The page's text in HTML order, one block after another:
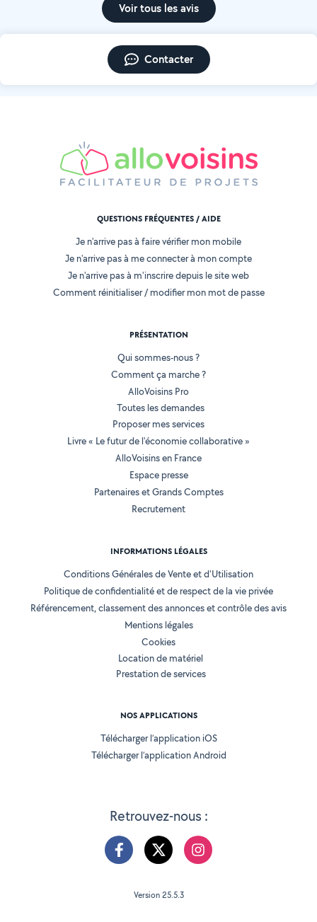
Voir tous les avis
Contacter
Retrouvez-nous :
QUESTIONS FRÉQUENTES / AIDE
Je n'arrive pas à faire vérifier mon mobile
Je n'arrive pas à me connecter à mon compte
Je n'arrive pas à m'inscrire depuis le site web
Comment réinitialiser / modifier mon mot de passe
PRÉSENTATION
Qui sommes-nous ?
Comment ça marche ?
AlloVoisins Pro
Toutes les demandes
Proposer mes services
Livre « Le futur de l'économie collaborative »
AlloVoisins en France
Espace presse
Partenaires et Grands Comptes
Recrutement
INFORMATIONS LÉGALES
Conditions Générales de Vente et d'Utilisation
Politique de confidentialité et de respect de la vie privée
Référencement, classement des annonces et contrôle des avis
Mentions légales
Cookies
Location de matériel
Prestation de services
NOS APPLICATIONS
Télécharger l’application iOS
Télécharger l’application Android
Version 25.5.3